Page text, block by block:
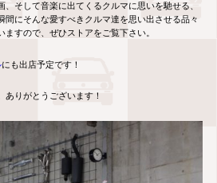
そして音楽に出てくるクルマに思いを馳せる、
間にそんな愛すべきクルマ達を思い出させる品々
すので、ぜひストアをご覧下さい。
にも出店予定です！
ありがとうございます！